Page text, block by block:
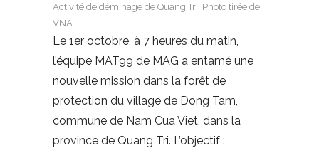
Activité de déminage de Quang Tri. Photo tirée de
VNA.
Le 1er octobre, à 7 heures du matin,
l’équipe MAT99 de MAG a entamé une
nouvelle mission dans la forêt de
protection du village de Dong Tam,
commune de Nam Cua Viet, dans la
province de Quang Tri. L’objectif :